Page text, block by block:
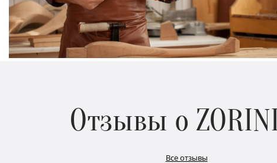
Отзывы о
Все отзывы